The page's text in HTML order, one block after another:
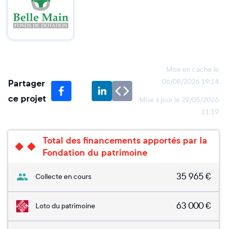
Partager
ce projet
Mise en cache le
06/08/2026 19:14
Mise à jour le 29/05/2026
11:19
Total des financements apportés par la
Fondation du patrimoine
Collecte en cours 35 965 €
Loto du patrimoine 63 000€